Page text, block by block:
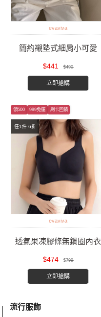
evaviva
簡約襯墊式細肩小可愛
$441 $490
立即搶購
任1件 6折
領500 999免運 刷卡回饋
evaviva
透氣果凍膠條無鋼圈內衣
$474 $790
立即搶購
流行服飾